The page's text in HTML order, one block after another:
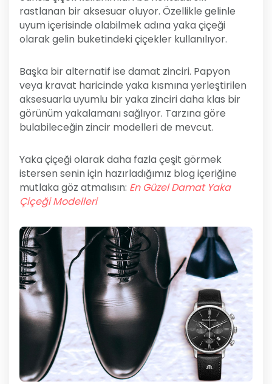
rastlanan bir aksesuar oluyor. Özellikle gelinle
uyum içerisinde olabilmek adına yaka çiçeği
olarak gelin buketindeki çiçekler kullanılıyor.
Başka bir alternatif ise damat zinciri. Papyon
veya kravat haricinde yaka kısmına yerleştirilen
aksesuarla uyumlu bir yaka zinciri daha klas bir
görünüm yakalamanı sağlıyor. Tarzına göre
bulabileceğin zincir modelleri de mevcut.
Yaka çiçeği olarak daha fazla çeşit görmek
istersen senin için hazırladığımız blog içeriğine
mutlaka göz atmalısın: En Güzel Damat Yaka
Çiçeği Modelleri